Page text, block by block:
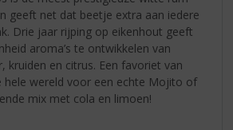
geeft net dat beetje extra aan iedere
Drie jaar rijping op eikenhout geeft
aroma’s te ontwikkelen van
kruiden en citrus. Een favoriet van
hele wereld voor een echte Mojito of
mix met cola en limoen!